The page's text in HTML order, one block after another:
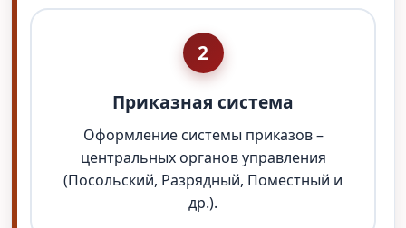
2
Приказная система
Оформление системы приказов –
центральных органов управления
(Посольский, Разрядный, Поместный и
др.).